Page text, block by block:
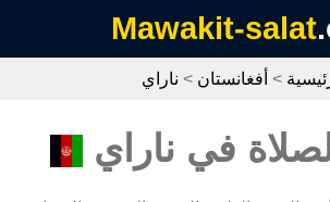
Mawakit-salat
> أفغانستان > ناراي
في ناراي